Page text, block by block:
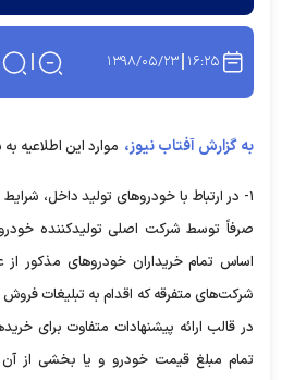
۱۶:۲۵ ۱۳۹۸/۰۵/۲۳
به گزارش آفتاب نیوز، موارد این اطلاعیه
۱- در ارتباط با خودروهای تولید داخل،
صرفاً توسط شرکت اصلی تولیدکننده
اساس تمام خریداران خودروهای مذکور از
شرکت‌های متفرقه که اقدام به تبلیغات
در قالب ارائه پیشنهادات متفاوت برای
تمام مبلغ قیمت خودرو و یا بخشی از آن